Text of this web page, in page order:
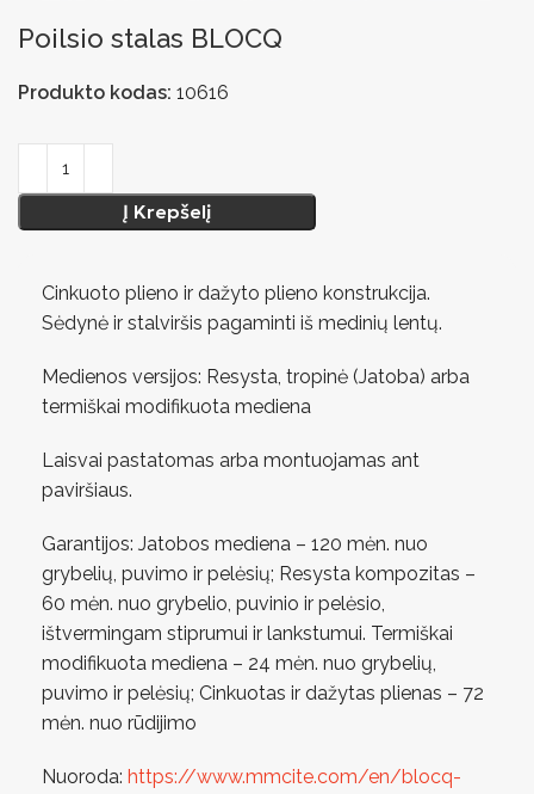
Poilsio stalas BLOCQ
Produkto kodas: 10616
Į Krepšelį
Cinkuoto plieno ir dažyto plieno konstrukcija.
Sėdynė ir stalviršis pagaminti iš medinių lentų.
Medienos versijos: Resysta, tropinė (Jatoba) arba
termiškai modifikuota mediena
Laisvai pastatomas arba montuojamas ant
paviršiaus.
Garantijos: Jatobos mediena – 120 mėn. nuo
grybelių, puvimo ir pelėsių; Resysta kompozitas –
60 mėn. nuo grybelio, puvinio ir pelėsio,
ištvermingam stiprumui ir lankstumui. Termiškai
modifikuota mediena – 24 mėn. nuo grybelių,
puvimo ir pelėsių; Cinkuotas ir dažytas plienas – 72
mėn. nuo rūdijimo
Nuoroda: https://www.mmcite.com/en/blocq-